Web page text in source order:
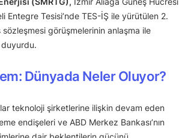
Entegre Tesisi’nde TES-İŞ ile yürütülen 2.
görüşmelerinin anlaşma ile
duyurdu.
Dünyada Neler Oluyor?
teknoloji şirketlerine ilişkin devam eden
endişeleri ve ABD Merkez Bankası’nın